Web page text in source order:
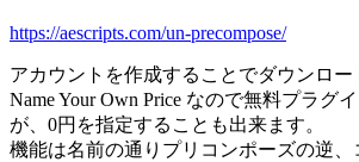
https://aescripts.com/un-precompose/
アカウントを作成することでダウンロ
Name Your Own Price なので無料プラグ
が、0円を指定することも出来ます。
機能は名前の通りプリコンポーズの逆、